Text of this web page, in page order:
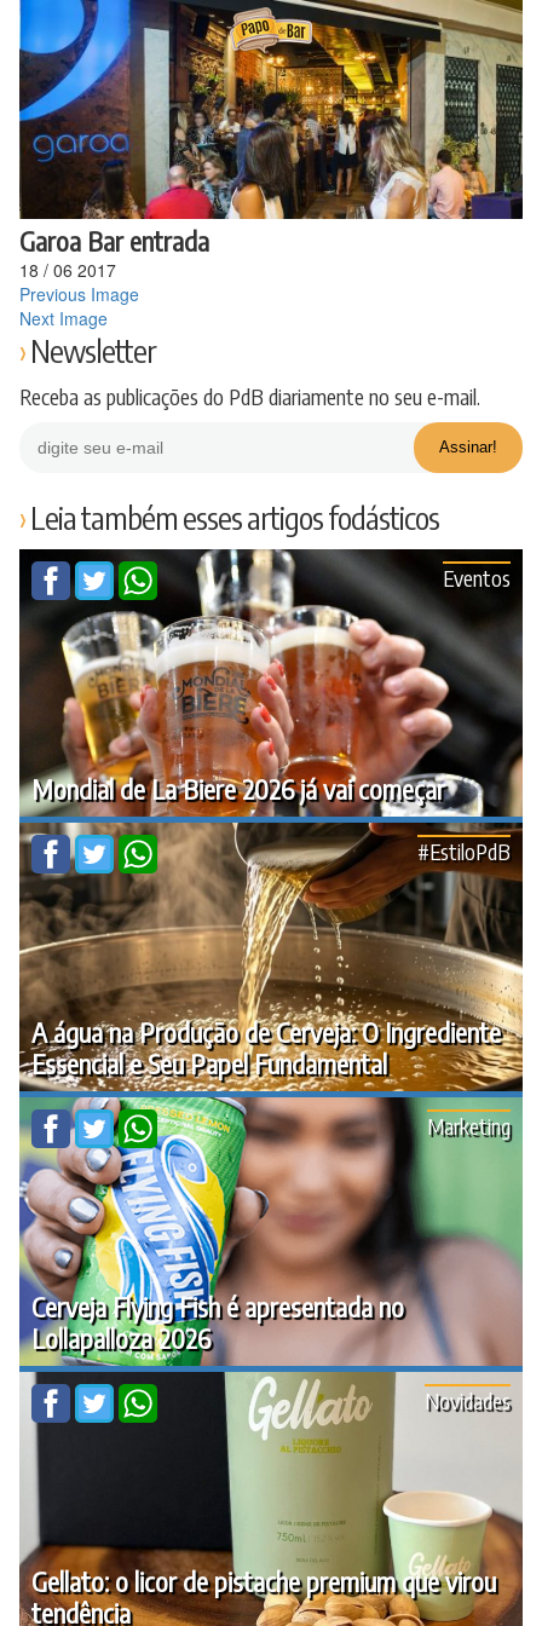
para
conteúdo
Garoa Bar entrada
18 / 06 2017
Previous Image
Next Image
Newsletter
Receba as publicações do PdB diariamente no seu e-mail.
Leia também esses artigos fodásticos
Mondial de La Biere 2026 já vai começar
Eventos
A água na Produção de Cerveja: O Ingrediente
Essencial e Seu Papel Fundamental
#EstiloPdB
Cerveja Flying Fish é apresentada no
Lollapalloza 2026
Marketing
Gellato: o licor de pistache premium que virou
tendência
Novidades